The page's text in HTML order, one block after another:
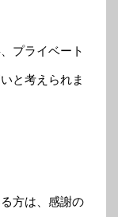
プライベート
と考えられま
方は、感謝の